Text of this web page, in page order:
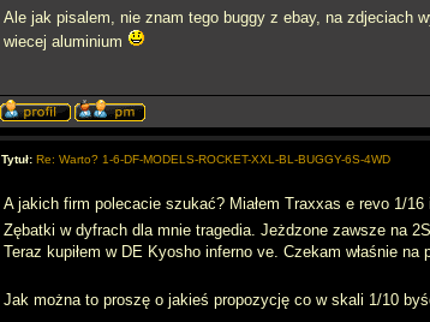
Ale jak pisalem, nie znam tego buggy z ebay, na zdjeciach
wiecej aluminium
Tytuł: Re: Warto? 1-6-DF-MODELS-ROCKET-XXL-BL-BUGGY-6S-4WD
A jakich firm polecacie szukać? Miałem Traxxas e revo 1/
Zębatki w dyfrach dla mnie tragedia. Jeżdzone zawsze na
Teraz kupiłem w DE Kyosho inferno ve. Czekam właśnie
Jak można to proszę o jakieś propozycję co w skali 1/10